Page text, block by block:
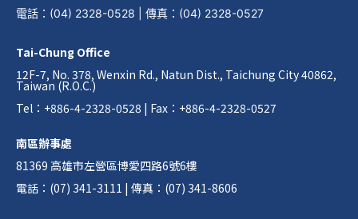
電話 ： (04) 2328-0528 傳真 ： (04) 2328-0527
Tai-Chung Office
12F-7, No. 378, Wenxin Rd., Natun Dist., Taichung City 40862,
Taiwan (R.O.C.)
Tel：+886-4-2328-0528 | Fax：+886-4-2328-0527
南區辦事處
81369 高雄市左營區博愛四路6號6樓
電話：(07) 341-3111 | 傳真：(07) 341-8606